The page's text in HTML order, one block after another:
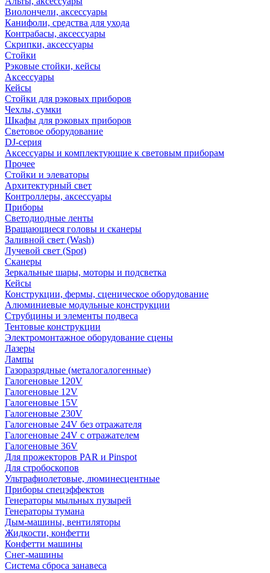
Виолончели, аксессуары
Канифоли, средства для ухода
Контрабасы, аксессуары
Скрипки, аксессуары
Стойки
Рэковые стойки, кейсы
Аксессуары
Кейсы
Стойки для рэковых приборов
Чехлы, сумки
Шкафы для рэковых приборов
Световое оборудование
DJ-серия
Аксессуары и комплектующие к световым приборам
Прочее
Стойки и элеваторы
Архитектурный свет
Контроллеры, аксессуары
Приборы
Светодиодные ленты
Вращающиеся головы и сканеры
Заливной свет (Wash)
Лучевой свет (Spot)
Сканеры
Зеркальные шары, моторы и подсветка
Кейсы
Конструкции, фермы, сценическое оборудование
Алюминиевые модульные конструкции
Струбцины и элементы подвеса
Тентовые конструкции
Электромонтажное оборудование сцены
Лазеры
Лампы
Газоразрядные (металогалогенные)
Галогеновые 120V
Галогеновые 12V
Галогеновые 15V
Галогеновые 230V
Галогеновые 24V без отражателя
Галогеновые 24V с отражателем
Галогеновые 36V
Для прожекторов PAR и Pinspot
Для стробоскопов
Ультрафиолетовые, люминесцентные
Приборы спецэффектов
Генераторы мыльных пузырей
Генераторы тумана
Дым-машины, вентиляторы
Жидкости, конфетти
Конфетти машины
Снег-машины
Система сброса занавеса